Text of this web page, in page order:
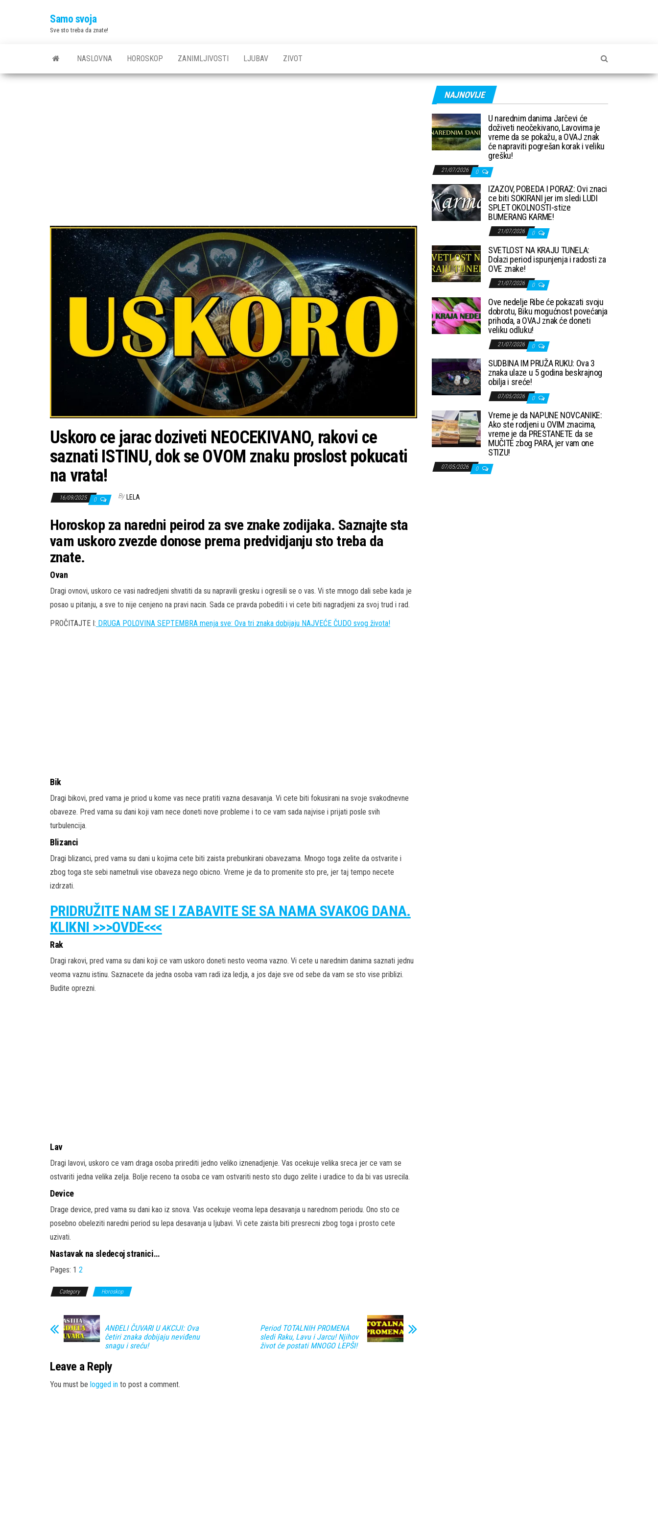
Samo svoja
Sve sto treba da znate!
NASLOVNA HOROSKOP ZANIMLJIVOSTI LJUBAV ZIVOT
Uskoro ce jarac doziveti NEOCEKIVANO, rakovi ce
saznati ISTINU, dok se OVOM znaku proslost pokucati
na vrata!
16/09/2025 0 By LELA
Horoskop za naredni peirod za sve znake zodijaka. Saznajte sta
vam uskoro zvezde donose prema predvidjanju sto treba da
znate.
Ovan
Dragi ovnovi, uskoro ce vasi nadredjeni shvatiti da su napravili gresku i ogresili se o vas. Vi ste mnogo dali sebe kada je
posao u pitanju, a sve to nije cenjeno na pravi nacin. Sada ce pravda pobediti i vi cete biti nagradjeni za svoj trud i rad.
PROČITAJTE I: DRUGA POLOVINA SEPTEMBRA menja sve: Ova tri znaka dobijaju NAJVEĆE ČUDO svog života!
Bik
Dragi bikovi, pred vama je priod u kome vas nece pratiti vazna desavanja. Vi cete biti fokusirani na svoje svakodnevne
obaveze. Pred vama su dani koji vam nece doneti nove probleme i to ce vam sada najvise i prijati posle svih
turbulencija.
Blizanci
Dragi blizanci, pred vama su dani u kojima cete biti zaista prebunkirani obavezama. Mnogo toga zelite da ostvarite i
zbog toga ste sebi nametnuli vise obaveza nego obicno. Vreme je da to promenite sto pre, jer taj tempo necete
izdrzati.
PRIDRUŽITE NAM SE I ZABAVITE SE SA NAMA SVAKOG DANA.
KLIKNI >>>OVDE<<<
Rak
Dragi rakovi, pred vama su dani koji ce vam uskoro doneti nesto veoma vazno. Vi cete u narednim danima saznati jednu
veoma vaznu istinu. Saznacete da jedna osoba vam radi iza ledja, a jos daje sve od sebe da vam se sto vise priblizi.
Budite oprezni.
Lav
Dragi lavovi, uskoro ce vam draga osoba prirediti jedno veliko iznenadjenje. Vas ocekuje velika sreca jer ce vam se
ostvariti jedna velika zelja. Bolje receno ta osoba ce vam ostvariti nesto sto dugo zelite i uradice to da bi vas usrecila.
Device
Drage device, pred vama su dani kao iz snova. Vas ocekuje veoma lepa desavanja u narednom periodu. Ono sto ce
posebno obeleziti naredni period su lepa desavanja u ljubavi. Vi cete zaista biti presrecni zbog toga i prosto cete
uzivati.
Nastavak na sledecoj stranici…
Pages: 1 2
Category Horoskop
ANĐELI ČUVARI U AKCIJI: Ova
četiri znaka dobijaju neviđenu
snagu i sreću!
Period TOTALNIH PROMENA
sledi Raku, Lavu i Jarcu! Njihov
život će postati MNOGO LEPŠI!
Leave a Reply
You must be logged in to post a comment.
NAJNOVIJE
U narednim danima Jarčevi će
doživeti neočekivano, Lavovima je
vreme da se pokažu, a OVAJ znak
će napraviti pogrešan korak i veliku
grešku!
21/07/2026 0
IZAZOV, POBEDA I PORAZ: Ovi znaci
ce biti SOKIRANI jer im sledi LUDI
SPLET OKOLNOSTI-stize
BUMERANG KARME!
21/07/2026 0
SVETLOST NA KRAJU TUNELA:
Dolazi period ispunjenja i radosti za
OVE znake!
21/07/2026 0
Ove nedelje Ribe će pokazati svoju
dobrotu, Biku mogućnost povećanja
prihoda, a OVAJ znak će doneti
veliku odluku!
21/07/2026 0
SUDBINA IM PRUŽA RUKU: Ova 3
znaka ulaze u 5 godina beskrajnog
obilja i sreće!
07/05/2026 0
Vreme je da NAPUNE NOVCANIKE:
Ako ste rodjeni u OVIM znacima,
vreme je da PRESTANETE da se
MUČITE zbog PARA, jer vam one
STIZU!
07/05/2026 0